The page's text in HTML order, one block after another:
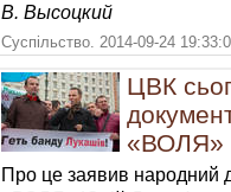
В. Высоцкий
Суспільство. 2014-09-24
ЦВК
«ВОЛЯ»
Про це заявив народний